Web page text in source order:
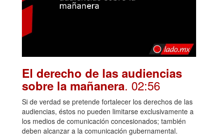
El derecho de las audiencias
sobre la mañanera. 02:56
Si de verdad se pretende fortalecer los derechos de las
audiencias, éstos no pueden limitarse exclusivamente a
los medios de comunicación concesionados; también
deben alcanzar a la comunicación gubernamental.